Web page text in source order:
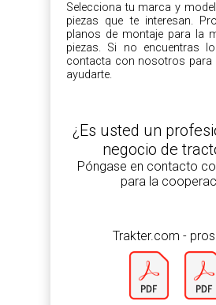
Selecciona tu marca y
piezas que te interesan.
planos de montaje para la
piezas. Si no encuentras
contacta con nosotros para
ayudarte.
¿Es usted un
negocio de
Póngase en contacto
para la
Trakter.com -